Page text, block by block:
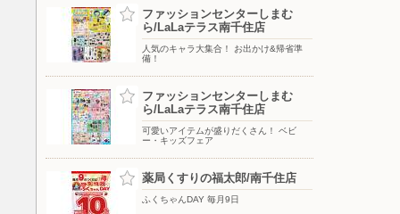
ファッションセンターしまむ
ら/LaLaテラス南千住店
人気のキャラ大集合！ お出かけ&帰省準
備！
ファッションセンターしまむ
ら/LaLaテラス南千住店
可愛いアイテムが盛りだくさん！ ベビ
ー・キッズフェア
薬局くすりの福太郎/南千住店
ふくちゃんDAY 毎月9日